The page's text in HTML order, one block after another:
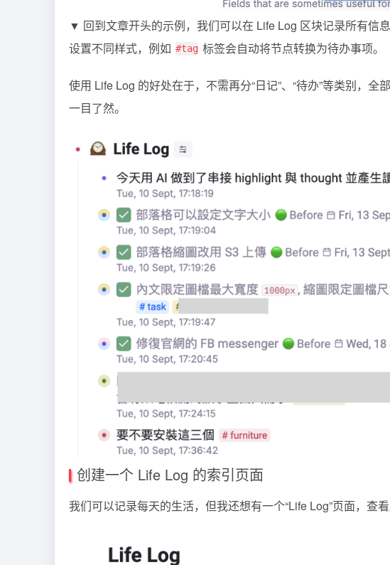
▼ 回到文章开头的示例，我们可以在 Life Log 区块记录所有信
设置不同样式，例如 #tag 标签会自动将节点转换为待办事项。
使用 Life Log 的好处在于，不需再分“日记”、“待办”等类别，
一目了然。
创建一个 Life Log 的索引页面
我们可以记录每天的生活，但我还想有一个“Life Log”页面，查